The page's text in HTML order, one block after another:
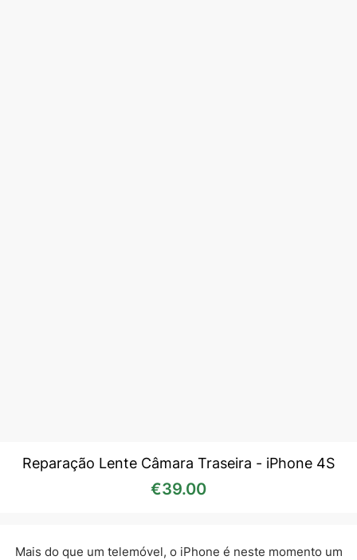
Reparação Lente Câmara Traseira - iPhone 4S
€39.00
Mais do que um telemóvel, o iPhone é neste momento um